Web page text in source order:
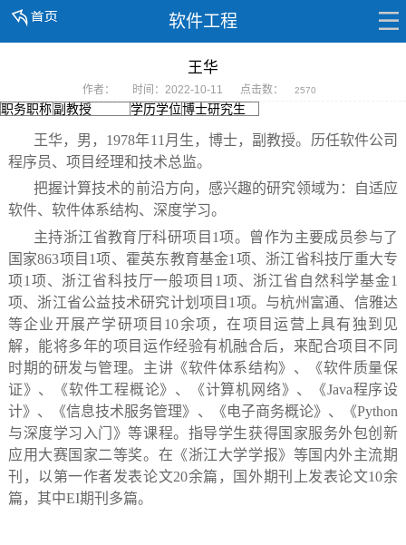
软件工程
王华
作者： 时间：2022-10-11 点击数： 2570
职务职称副教授 学历学位博士研究生
王华，男，1978年11月生，博士，副教授。历任软件公司
程序员、项目经理和技术总监。
把握计算技术的前沿方向，感兴趣的研究领域为：自适应
软件、软件体系结构、深度学习。
主持浙江省教育厅科研项目1项。曾作为主要成员参与了
国家863项目1项、霍英东教育基金1项、浙江省科技厅重大专
项1项、浙江省科技厅一般项目1项、浙江省自然科学基金1
项、浙江省公益技术研究计划项目1项。与杭州富通、信雅达
等企业开展产学研项目10余项，在项目运营上具有独到见
解，能将多年的项目运作经验有机融合后，来配合项目不同
时期的研发与管理。主讲《软件体系结构》、《软件质量保
证》、《软件工程概论》、《计算机网络》、《Java程序设
计》、《信息技术服务管理》、《电子商务概论》、《Python
与深度学习入门》等课程。指导学生获得国家服务外包创新
应用大赛国家二等奖。在《浙江大学学报》等国内外主流期
刊，以第一作者发表论文20余篇，国外期刊上发表论文10余
篇，其中EI期刊多篇。